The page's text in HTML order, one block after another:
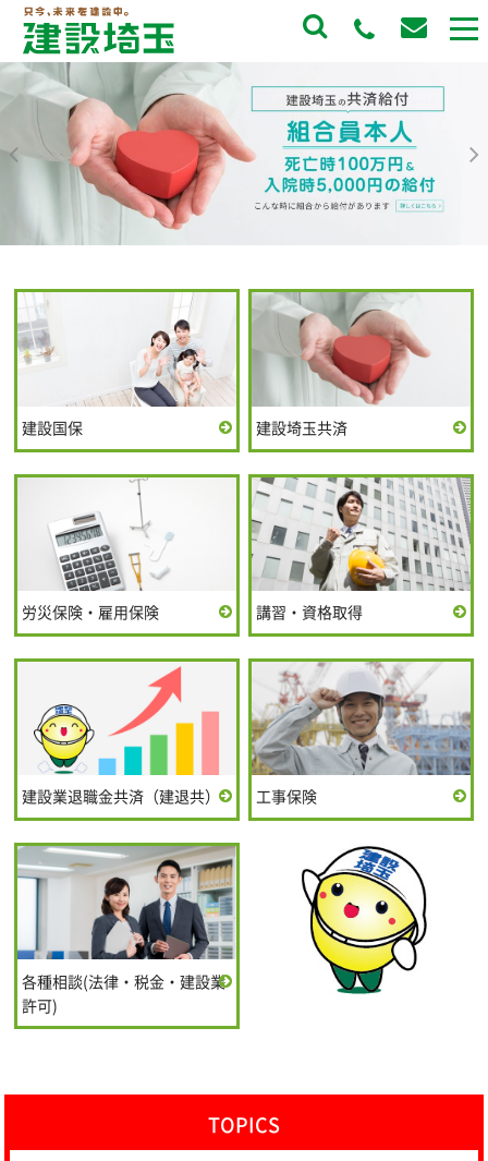
建設国保 建設埼玉共済
労災保険・雇用保険 講習・資格取得
建設業退職金共済（建退共） 工事保険
各種相談(法律・税金・建設業
許可)
TOPICS